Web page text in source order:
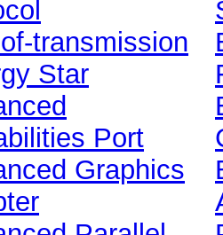
transmission
Star
Port
Graphics